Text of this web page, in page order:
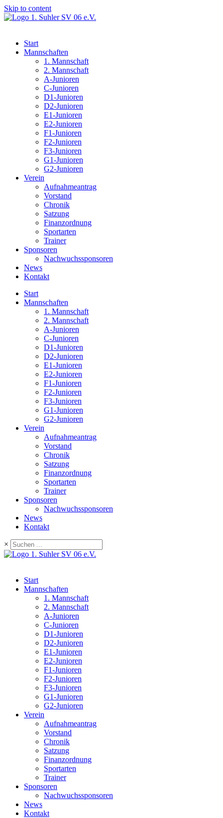
Skip to content
Start
Mannschaften
1. Mannschaft
2. Mannschaft
A-Junioren
C-Junioren
D1-Junioren
D2-Junioren
E1-Junioren
E2-Junioren
F1-Junioren
F2-Junioren
F3-Junioren
G1-Junioren
G2-Junioren
Verein
Aufnahmeantrag
Vorstand
Chronik
Satzung
Finanzordnung
Sportarten
Trainer
Sponsoren
Nachwuchssponsoren
News
Kontakt
Start
Mannschaften
1. Mannschaft
2. Mannschaft
A-Junioren
C-Junioren
D1-Junioren
D2-Junioren
E1-Junioren
E2-Junioren
F1-Junioren
F2-Junioren
F3-Junioren
G1-Junioren
G2-Junioren
Verein
Aufnahmeantrag
Vorstand
Chronik
Satzung
Finanzordnung
Sportarten
Trainer
Sponsoren
Nachwuchssponsoren
News
Kontakt
×
Start
Mannschaften
1. Mannschaft
2. Mannschaft
A-Junioren
C-Junioren
D1-Junioren
D2-Junioren
E1-Junioren
E2-Junioren
F1-Junioren
F2-Junioren
F3-Junioren
G1-Junioren
G2-Junioren
Verein
Aufnahmeantrag
Vorstand
Chronik
Satzung
Finanzordnung
Sportarten
Trainer
Sponsoren
Nachwuchssponsoren
News
Kontakt